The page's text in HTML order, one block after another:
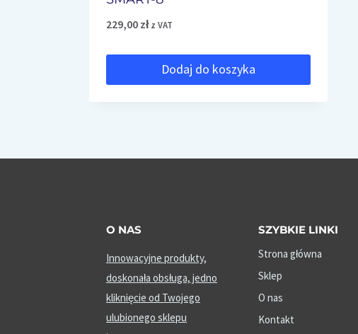
229,00 zł z VAT
Dodaj do koszyka
O NAS
Innowacyjne produkty,
doskonała obsługa, jedno
kliknięcie od Twojego
ulubionego sklepu
SZYBKIE LINKI
Strona główna
Sklep
O nas
Kontakt